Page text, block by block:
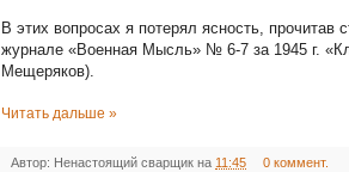
В этих вопросах я потерял ясность,
журнале «Военная Мысль» № 6-7 за 1945 г.
Мещеряков).
Читать дальше »
Автор: Ненастоящий сварщик на 11:45
0 коммент.